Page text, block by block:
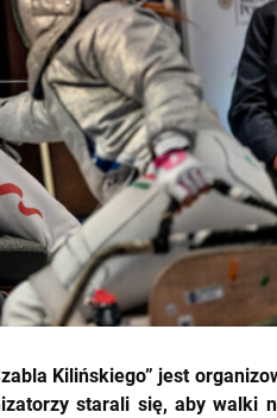
Kilińskiego” jest
starali się, aby walki